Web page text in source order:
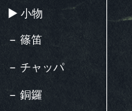
▶︎ 小物
− 篠笛
− チャッパ
− 銅鑼